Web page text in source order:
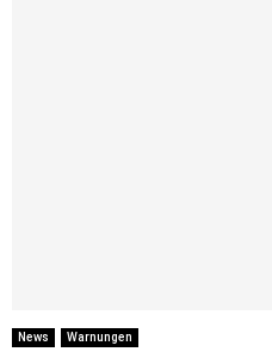
News Warnungen